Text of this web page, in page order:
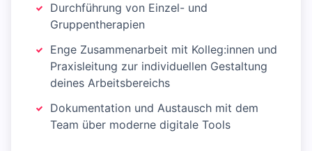
Durchführung von Einzel- und
Gruppentherapien
Enge Zusammenarbeit mit Kolleg:innen und
Praxisleitung zur individuellen Gestaltung
deines Arbeitsbereichs
Dokumentation und Austausch mit dem
Team über moderne digitale Tools